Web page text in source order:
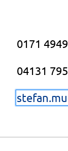
0171
04131